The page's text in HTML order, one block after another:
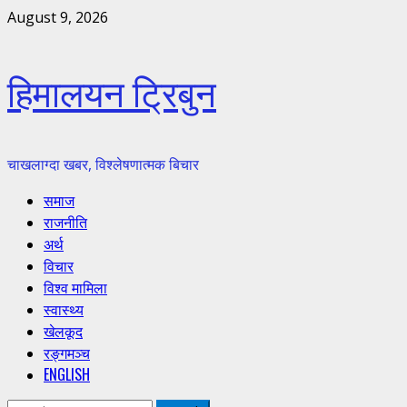
Skip
August 9, 2026
हिमालयन ट्रिबुन
चाखलाग्दा खबर, विश्लेषणात्मक बिचार
Primary
Menu
समाज
राजनीति
अर्थ
विचार
विश्व मामिला
स्वास्थ्य
खेलकूद
रङ्गमञ्च
ENGLISH